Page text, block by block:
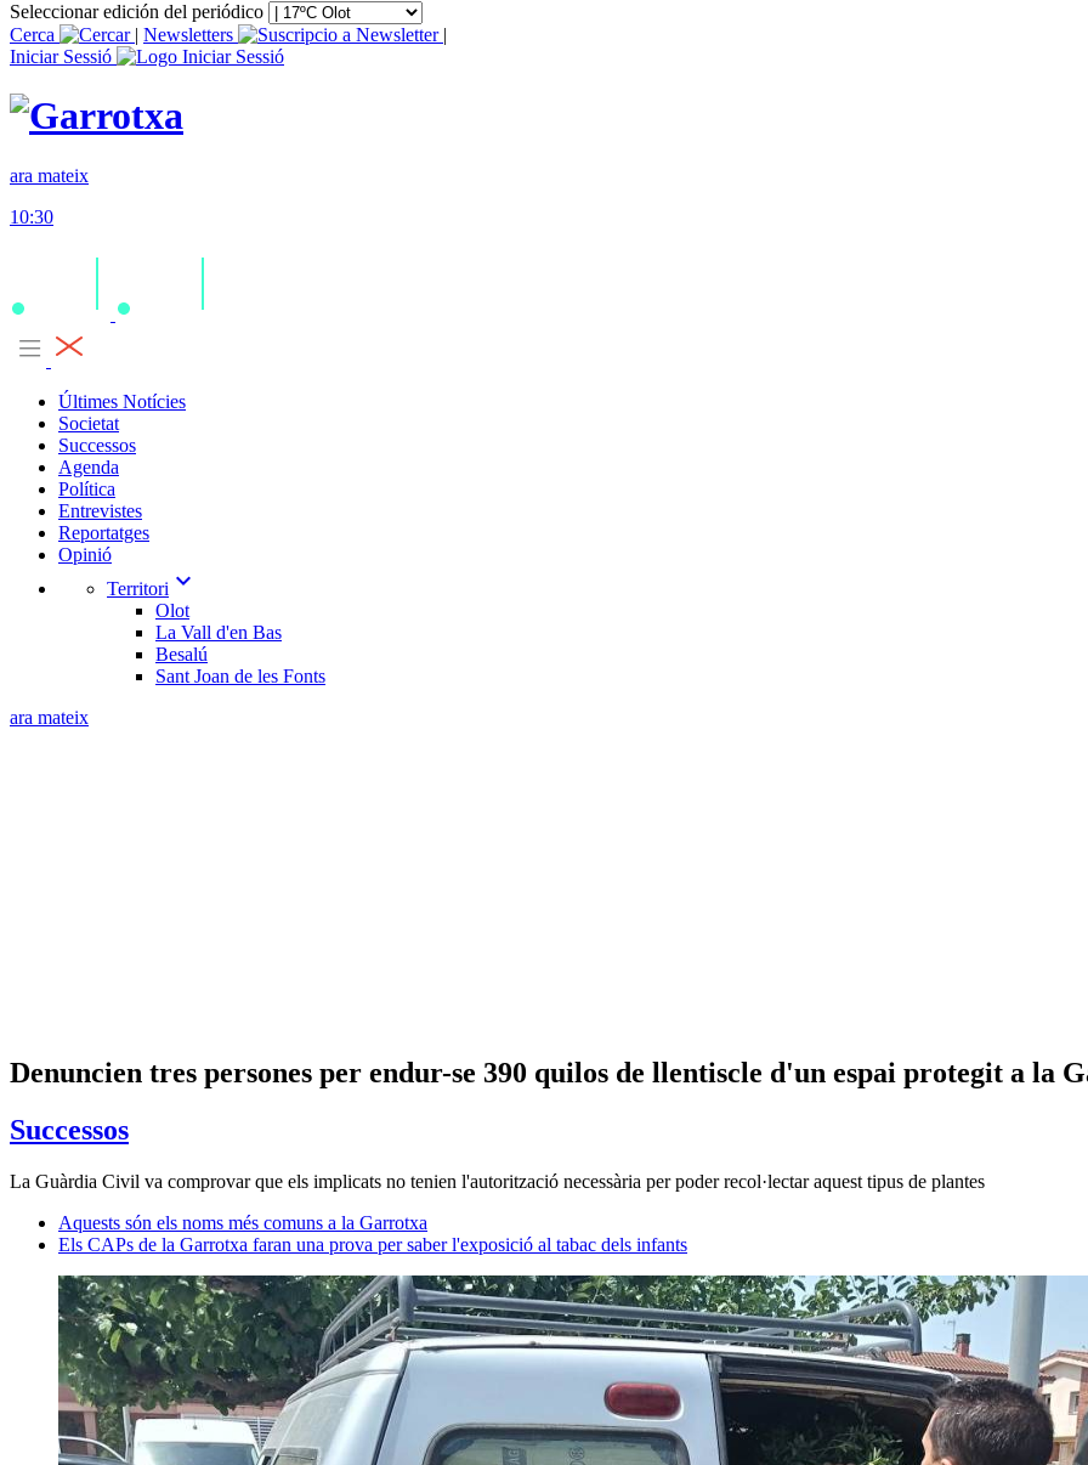
Seleccionar edición del periódico
Cerca
| Newsletters
|
Iniciar Sessió
ara mateix
10:30
Últimes Notícies
Societat
Successos
Agenda
Política
Entrevistes
Reportatges
Opinió
Territori expand_more
Olot
La Vall d'en Bas
Besalú
Sant Joan de les Fonts
ara mateix
Denuncien tres persones per endur-se 390 quilos de llentiscle d'un espai protegit a la
Successos
La Guàrdia Civil va comprovar que els implicats no tenien l'autorització necessària per poder recol·lectar aquest tipus de plantes
Aquests són els noms més comuns a la Garrotxa
Els CAPs de la Garrotxa faran una prova per saber l'exposició al tabac dels infants